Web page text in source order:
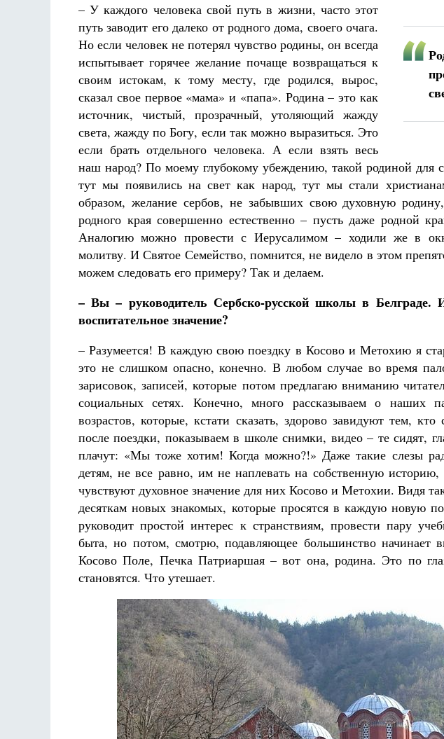
– У каждого человека свой путь в жизни, часто этот
путь заводит его далеко от родного дома, своего очага.
Но если человек не потерял чувство родины, он всегда
испытывает горячее желание почаще возвращаться к
своим истокам, к тому месту, где родился, вырос,
сказал свое первое «мама» и «папа». Родина – это как
источник, чистый, прозрачный, утоляющий жажду
света, жажду по Богу, если так можно выразиться. Это
если брать отдельного человека. А если взять весь
наш народ? По моему глубокому убеждению, такой родиной для
тут мы появились на свет как народ, тут мы стали
образом, желание сербов, не забывших свою духовную
родного края совершенно естественно – пусть даже родной
Аналогию можно провести с Иерусалимом – ходили же в
молитву. И Святое Семейство, помнится, не видело в этом
можем следовать его примеру? Так и делаем.
– Вы – руководитель Сербско-русской школы в
воспитательное значение?
– Разумеется! В каждую свою поездку в Косово и Метохию я
это не слишком опасно, конечно. В любом случае во время
зарисовок, записей, которые потом предлагаю вниманию
социальных сетях. Конечно, много рассказываем о наших
возрастов, которые, кстати сказать, здорово завидуют тем,
после поездки, показываем в школе снимки, видео – те сидят,
плачут: «Мы тоже хотим! Когда можно?!» Даже такие слезы
детям, не все равно, им не наплевать на собственную
чувствуют духовное значение для них Косово и Метохии. Видя
десяткам новых знакомых, которые просятся в каждую новую
руководит простой интерес к странствиям, провести пару
быта, но потом, смотрю, подавляющее большинство начинает
Косово Поле, Печка Патриаршая – вот она, родина. Это по
становятся. Что утешает.